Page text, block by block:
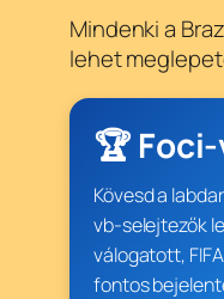
Mindenki a
lehet
🏆
Kövesd a
vb-selejtezők
válogatott,
fontos